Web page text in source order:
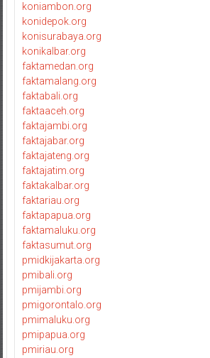
koniambon.org
konidepok.org
konisurabaya.org
konikalbar.org
faktamedan.org
faktamalang.org
faktabali.org
faktaaceh.org
faktajambi.org
faktajabar.org
faktajateng.org
faktajatim.org
faktakalbar.org
faktariau.org
faktapapua.org
faktamaluku.org
faktasumut.org
pmidkijakarta.org
pmibali.org
pmijambi.org
pmigorontalo.org
pmimaluku.org
pmipapua.org
pmiriau.org